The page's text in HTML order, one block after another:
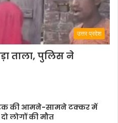
उत्तर प्रदेश
ताला, पुलिस ने
की आमने-सामने टक्कर में
लोगों की मौत